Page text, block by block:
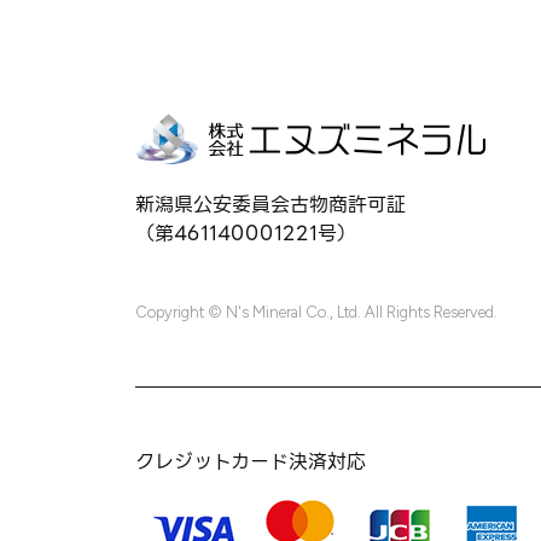
新潟県公安委員会古物商許可証
（第461140001221号）
Copyright © N's Mineral Co., Ltd. All Rights Reserved.
クレジットカード決済対応